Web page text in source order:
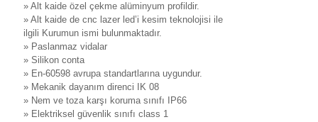
» Alt kaide özel çekme alüminyum profildir.
» Alt kaide de cnc lazer led’i kesim teknolojisi ile
ilgili Kurumun ismi bulunmaktadır.
» Paslanmaz vidalar
» Silikon conta
» En-60598 avrupa standartlarına uygundur.
» Mekanik dayanım direnci IK 08
» Nem ve toza karşı koruma sınıfı IP66
» Elektriksel güvenlik sınıfı class 1